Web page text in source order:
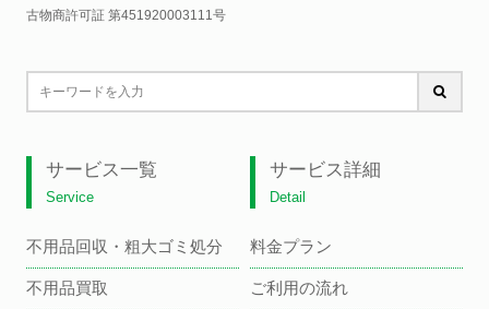
古物商許可証 第451920003111号
サービス一覧
Service
不用品回収・粗大ゴミ処分
不用品買取
サービス詳細
Detail
料金プラン
ご利用の流れ